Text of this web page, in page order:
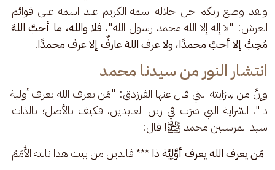
ولقد وضع ربكم جل جلاله اسمه الكريم عند اسمه على قوائم
العرش: "لا إله إلا الله محمد رسول الله"، فلا والله، ما أحبَّ اللهَ
مُحِبٌّ إلا أحبَّ محمدًا، ولا عرف اللهَ عارفٌ إلا عرف محمدًا.
انتشار النور من سيدنا محمد
وإنَّ من سِرَايته التي قال عنها الفرزدق: "مَن يعرف الله يعرف أولية
ذا"، السِّراية التي سَرَت في زين العابدين، فكيف بالأصل؛ بالذات
سيد المرسلين محمد ﷺ! قال:
مَن يعرف الله يعرف أوَّلِيَّة ذا *** فالدين من بيت هذا نالته الأُمَمُ